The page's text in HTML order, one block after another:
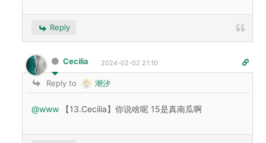
Reply
Cecilia 2024-02-02 21:10
Reply to 潮汐
@www 【13.Cecilia】你说啥呢 15是真南瓜啊